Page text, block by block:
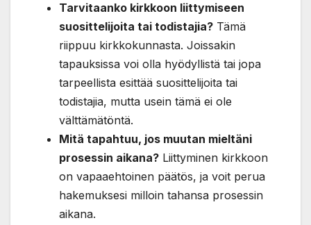
Tarvitaanko kirkkoon liittymiseen
suosittelijoita tai todistajia? Tämä
riippuu kirkkokunnasta. Joissakin
tapauksissa voi olla hyödyllistä tai jopa
tarpeellista esittää suosittelijoita tai
todistajia, mutta usein tämä ei ole
välttämätöntä.
Mitä tapahtuu, jos muutan mieltäni
prosessin aikana? Liittyminen kirkkoon
on vapaaehtoinen päätös, ja voit perua
hakemuksesi milloin tahansa prosessin
aikana.